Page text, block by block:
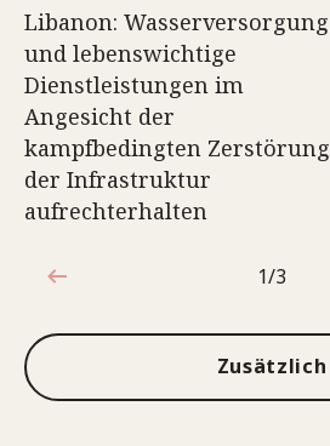
Libanon: Wasserversorgung
und lebenswichtige
Dienstleistungen im
Angesicht der
kampfbedingten Zerstörung
der Infrastruktur
aufrechterhalten
1von3
1/3
Zusätzlich